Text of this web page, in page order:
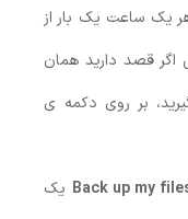
یک ساعت یک بار از
قصد دارید همان
بر روی دکمه ی
Back up my یک